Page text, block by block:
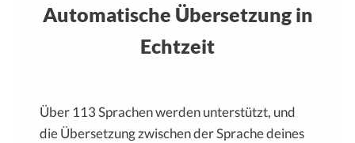
Automatische Übersetzung in
Echtzeit
Über 113 Sprachen werden unterstützt, und
die Übersetzung zwischen der Sprache deines